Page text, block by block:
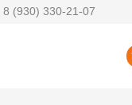
8 (930) 330-21-07